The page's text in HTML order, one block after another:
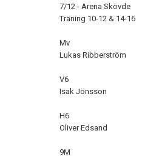
7/12 - Arena Skövde
Träning 10-12 & 14-16
Mv
Lukas Ribberström
V6
Isak Jönsson
H6
Oliver Edsand
9M